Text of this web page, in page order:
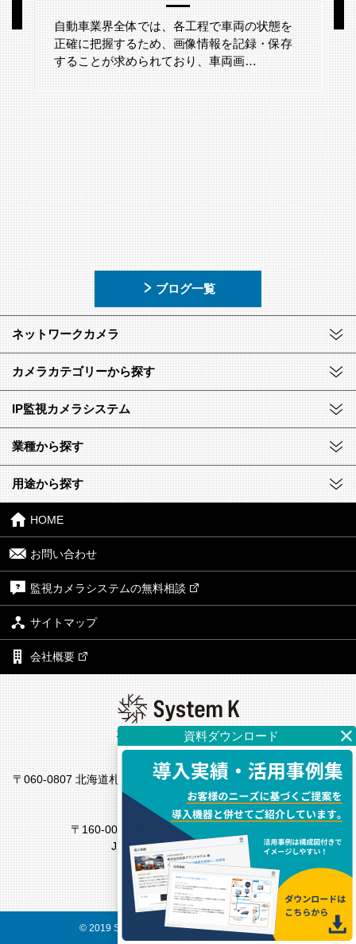
体では、各工程で車両の状態を
るため、画像情報を記録・保存
められており、車両画…
像認識システムの
は監視カメラや映
ブログ一覧
ネットワークカメラ
カメラカテゴリーから探す
IP監視カメラシステム
業種から探す
用途から探す
HOME
お問い合わせ
監視カメラシステムの無料相談
サイトマップ
会社概要
株式会社システム・ケイ
本社
〒060-0807 北海道札幌市北区北7条西4丁目1番地2 KDX札幌ビル7
東京支社
〒160-0022 東京都新宿区新宿4丁目1番6号
JR新宿ミライナタワー18F
© 2019 System K Corp. All Rights Reserved.